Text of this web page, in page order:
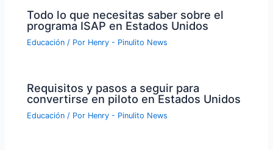
Todo lo que necesitas saber sobre el
programa ISAP en Estados Unidos
Educación / Por Henry - Pinulito News
Requisitos y pasos a seguir para
convertirse en piloto en Estados Unidos
Educación / Por Henry - Pinulito News